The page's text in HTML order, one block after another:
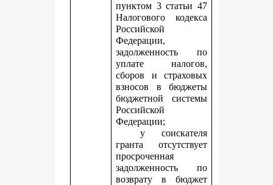
пунктом 3 статьи 47
Налогового кодекса
Российской
Федерации,
задолженность по
уплате налогов,
сборов и страховых
взносов в бюджеты
бюджетной системы
Российской
Федерации;
у соискателя
гранта отсутствует
просроченная
задолженность по
возврату в бюджет